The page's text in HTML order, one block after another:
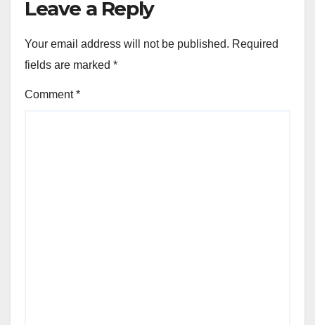
Leave a Reply
Your email address will not be published. Required
fields are marked *
Comment*